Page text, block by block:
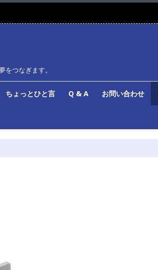
つなぎます。
ちょっとひと言 Q & A お問い合わせ